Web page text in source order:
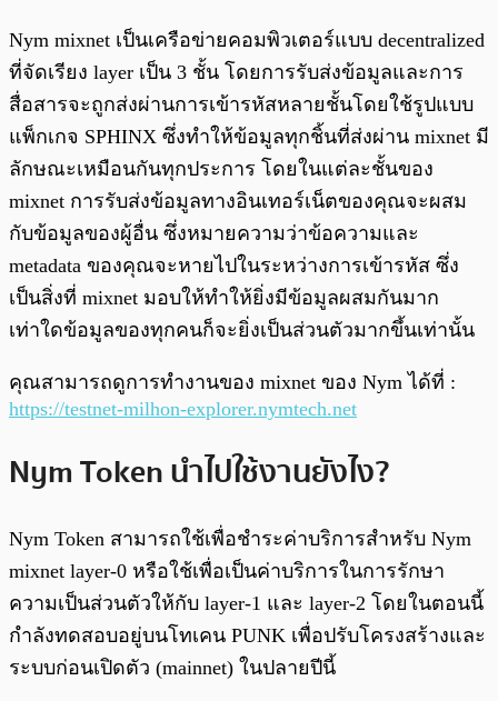
Nym mixnet เป็นเครือข่ายคอมพิวเตอร์แบบ decentralized
ที่จัดเรียง layer เป็น 3 ชั้น โดยการรับส่งข้อมูลและการ
สื่อสารจะถูกส่งผ่านการเข้ารหัสหลายชั้นโดยใช้รูปแบบ
แพ็กเกจ SPHINX ซึ่งทำให้ข้อมูลทุกชิ้นที่ส่งผ่าน mixnet มี
ลักษณะเหมือนกันทุกประการ โดยในแต่ละชั้นของ
mixnet การรับส่งข้อมูลทางอินเทอร์เน็ตของคุณจะผสม
กับข้อมูลของผู้อื่น ซึ่งหมายความว่าข้อความและ
metadata ของคุณจะหายไปในระหว่างการเข้ารหัส ซึ่ง
เป็นสิ่งที่ mixnet มอบให้ทำให้ยิ่งมีข้อมูลผสมกันมาก
เท่าใดข้อมูลของทุกคนก็จะยิ่งเป็นส่วนตัวมากขึ้นเท่านั้น
คุณสามารถดูการทำงานของ mixnet ของ Nym ได้ที่ :
https://testnet-milhon-explorer.nymtech.net
Nym Token นำไปใช้งานยังไง?
Nym Token สามารถใช้เพื่อชำระค่าบริการสำหรับ Nym
mixnet layer-0 หรือใช้เพื่อเป็นค่าบริการในการรักษา
ความเป็นส่วนตัวให้กับ layer-1 และ layer-2 โดยในตอนนี้
กำลังทดสอบอยู่บนโทเคน PUNK เพื่อปรับโครงสร้างและ
ระบบก่อนเปิดตัว (mainnet) ในปลายปีนี้